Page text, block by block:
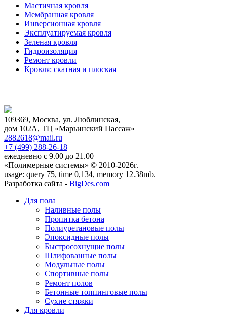
Мастичная кровля
Мембранная кровля
Инверсионная кровля
Эксплуатируемая кровля
Зеленая кровля
Гидроизоляция
Ремонт кровли
Кровля: скатная и плоская
109369, Москва, ул. Люблинская,
дом 102А, ТЦ «Марьинский Пассаж»
2882618@mail.ru
+7 (499) 288-26-18
ежедневно с 9.00 до 21.00
«Полимерные системы» © 2010-2026г.
usage: query 75, time 0,134, memory 12.38mb.
Разработка сайта - BigDes.com
Для пола
Наливные полы
Пропитка бетона
Полиуретановые полы
Эпоксидные полы
Быстросохнущие полы
Шлифованные полы
Модульные полы
Спортивные полы
Ремонт полов
Бетонные топпинговые полы
Сухие стяжки
Для кровли